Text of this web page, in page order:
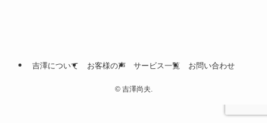
吉澤について お客様の声 サービス一覧 お問い合わせ
©吉澤尚夫.